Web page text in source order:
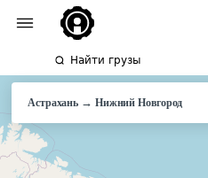
Найти грузы
Астрахань → НижнийНовгород